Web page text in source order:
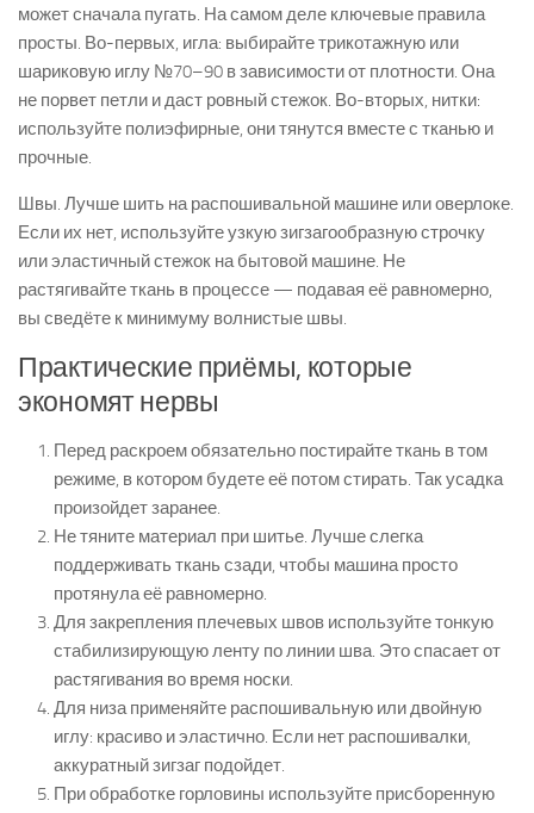
может сначала пугать. На самом деле ключевые правила
просты. Во-первых, игла: выбирайте трикотажную или
шариковую иглу №70–90 в зависимости от плотности. Она
не порвет петли и даст ровный стежок. Во-вторых, нитки:
используйте полиэфирные, они тянутся вместе с тканью и
прочные.
Швы. Лучше шить на распошивальной машине или оверлоке.
Если их нет, используйте узкую зигзагообразную строчку
или эластичный стежок на бытовой машине. Не
растягивайте ткань в процессе — подавая её равномерно,
вы сведёте к минимуму волнистые швы.
Практические приёмы, которые
экономят нервы
Перед раскроем обязательно постирайте ткань в том
режиме, в котором будете её потом стирать. Так усадка
произойдет заранее.
Не тяните материал при шитье. Лучше слегка
поддерживать ткань сзади, чтобы машина просто
протянула её равномерно.
Для закрепления плечевых швов используйте тонкую
стабилизирующую ленту по линии шва. Это спасает от
растягивания во время носки.
Для низа применяйте распошивальную или двойную
иглу: красиво и эластично. Если нет распошивалки,
аккуратный зигзаг подойдет.
При обработке горловины используйте присборенную